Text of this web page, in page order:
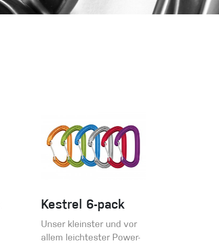
Sportklettern
Kestrel 6-pack
Unser kleinster und vor
allem leichtester Power-